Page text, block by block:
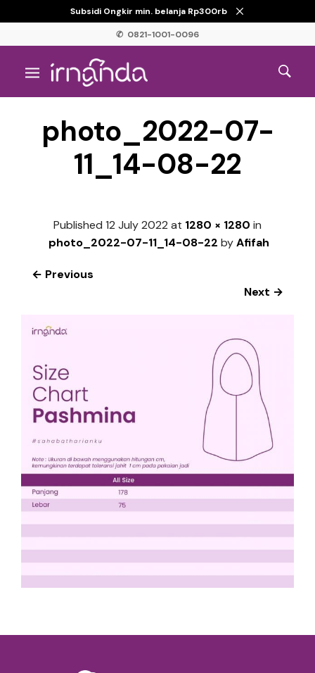
Subsidi Ongkir min. belanja Rp300rb
✆ 0821-1001-0096
photo_2022-07-
11_14-08-22
Published 12 July 2022 at 1280 × 1280 in
photo_2022-07-11_14-08-22 byAfifah
← Previous
Next →